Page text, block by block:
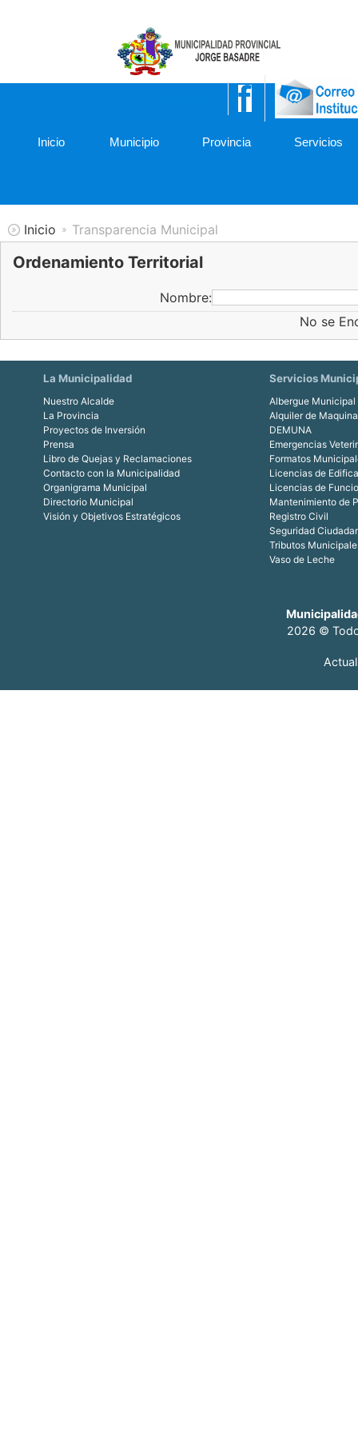
Inicio Municipio Provincia Servicios
Inicio Transparencia Municipal
Ordenamiento Territorial
Nombre:
No se
La Municipalidad
Nuestro Alcalde
La Provincia
Proyectos de Inversión
Prensa
Libro de Quejas y Reclamaciones
Contacto con la Municipalidad
Organigrama Municipal
Directorio Municipal
Visión y Objetivos Estratégicos
Servicios
Albergue Municipal
Alquiler de
DEMUNA
Emergencias
Formatos
Licencias de
Licencias de
Mantenimiento de
Registro Civil
Seguridad
Tributos
Vaso de Leche
2026 ©